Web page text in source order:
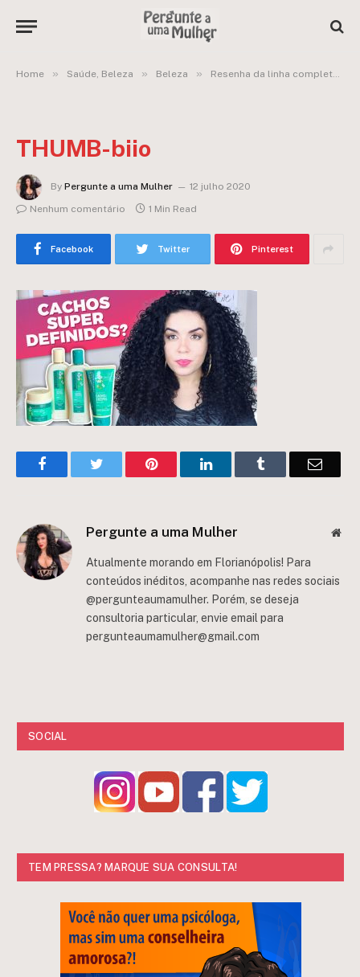
Home » Saúde, Beleza » Beleza » Resenha da linha completa Bio Extratus Cachos e Crespos
THUMB-biio
By Pergunte a uma Mulher
12 julho 2020
Nenhum comentário
1 Min Read
Facebook Twitter Pinterest
FacebookTwitter Pinterest LinkedInTumblr Email
Pergunte a uma Mulher
Atualmente morando em Florianópolis! Para
conteúdos inéditos, acompanhe nas redes sociais
@pergunteaumamulher. Porém, se deseja
consultoria particular, envie email para
pergunteaumamulher@gmail.com
SOCIAL
TEM PRESSA? MARQUE SUA CONSULTA!